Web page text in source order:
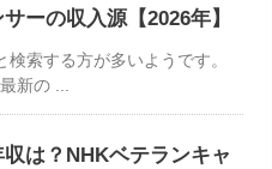
ーの収入源【2026年】
検索する方が多いようです。
新の ...
は？NHKベテランキャ